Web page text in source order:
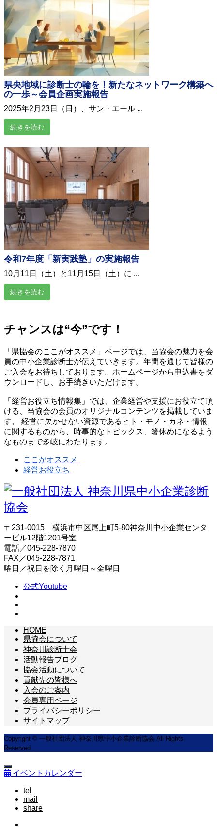
県央地域に診断士の輪を！新たなネットワーク構築へ
の一歩～会員企画実施報告
2025年2月23日（日）、サン・エール ...
続きを読む
令和7年度「新実践塾」の実施報告
10月11日（土）と11月15日（土）に ...
続きを読む
チャンスは“今”です！
「県協会のここがオススメ」ページでは、当協会の魅力を会
員の中小企業診断士が伝えていきます。年間を通じて皆様の
ご入会をお待ちしております。ホームページから申込書をダ
ウンロードし、お手続きいただけます。
「経営お役立ち情報集」では、企業経営や支援にお役立て頂
ける、当協会の会員のオリジナルコンテンツを掲載していま
す。 経営に欠かせない資源であるヒト・モノ・カネ・情報
に関するものから、時事的なトピックス、箸休めになるよう
なものまで多岐にわたります。
ここがオススメ
経営お役立ち
〒231-0015 横浜市中区尾上町5-80神奈川中小企業センタ
ービル12階1201号室
電話／045-228-7870
FAX／045-228-7871
曜日／祝日を除く月曜日～金曜日
公式Youtube
HOME
県協会について
神奈川診断士会
活動報告ブログ
協会活動について
貢献先の皆様へ
入会のご案内
会員専用ページ
プライバシーポリシー
サイトマップ
Copyright © 一般社団法人 神奈川県中小企業診断協会 All Rights
Reserved.
イベントカレンダー
tel
mail
share